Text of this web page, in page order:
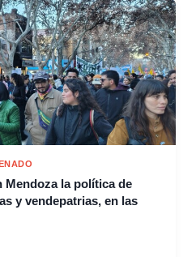
Mendoza la política de
y vendepatrias, en las